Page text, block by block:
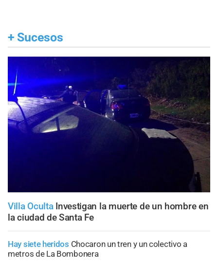
+ Sucesos
Villa Oculta Investigan la muerte de un hombre en
la ciudad de Santa Fe
Hay siete heridos Chocaron un tren y un colectivo a
metros de La Bombonera